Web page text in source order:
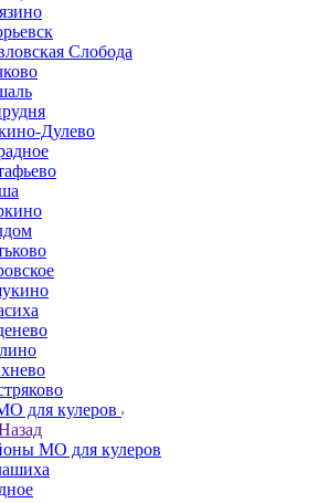
Слобода
Дулево
для кулеров
МО для кулеров